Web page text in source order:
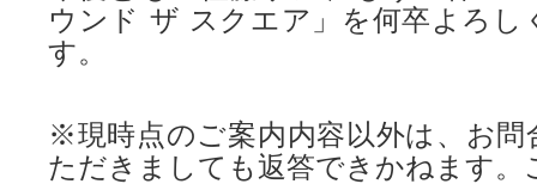
ウンド ザ スクエア」を何卒よろし
す。
※現時点のご案内内容以外は、お問
ただきましても返答できかねます。